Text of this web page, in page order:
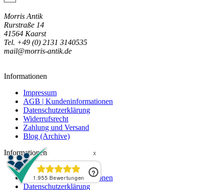
Morris Antik
Rurstraße 14
41564 Kaarst
Tel. +49 (0) 2131 3140535
mail@morris-antik.de
Informationen
Impressum
AGB | Kundeninformationen
Datenschutzerklärung
Widerrufsrecht
Zahlung und Versand
Blog (Archive)
Informationen
Impressum
AGB | Kundeninformationen
Datenschutzerklärung